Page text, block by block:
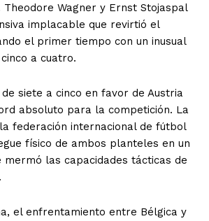
Wagner y Ernst Stojaspal
implacable que revirtió el
el primer tiempo con un inusual
a cuatro.
siete a cinco en favor de Austria
absoluto para la competición. La
federación internacional de fútbol
físico de ambos planteles en un
las capacidades tácticas de
el enfrentamiento entre Bélgica y